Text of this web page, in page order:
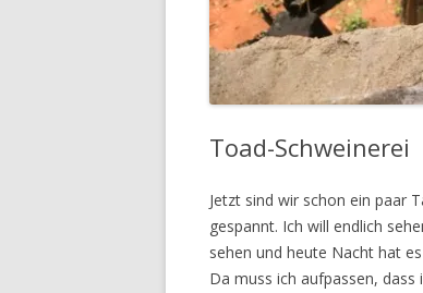
Toad-Schweinerei
Jetzt sind wir schon ein paar
gespannt. Ich will endlich
sehen und heute Nacht hat
Da muss ich aufpassen,